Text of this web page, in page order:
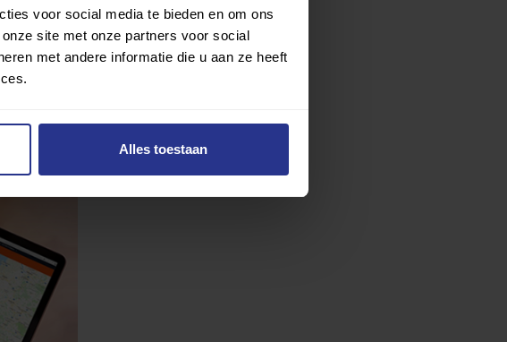
voor social media te bieden en om ons
site met onze partners voor social
met andere informatie die u aan ze heeft
Alles toestaan